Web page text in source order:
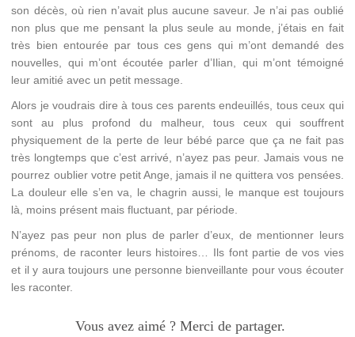
son décès, où rien n’avait plus aucune saveur. Je n’ai pas oublié
non plus que me pensant la plus seule au monde, j’étais en fait
très bien entourée par tous ces gens qui m’ont demandé des
nouvelles, qui m’ont écoutée parler d’Ilian, qui m’ont témoigné
leur amitié avec un petit message.
Alors je voudrais dire à tous ces parents endeuillés, tous ceux qui
sont au plus profond du malheur, tous ceux qui souffrent
physiquement de la perte de leur bébé parce que ça ne fait pas
très longtemps que c’est arrivé, n’ayez pas peur. Jamais vous ne
pourrez oublier votre petit Ange, jamais il ne quittera vos pensées.
La douleur elle s’en va, le chagrin aussi, le manque est toujours
là, moins présent mais fluctuant, par période.
N’ayez pas peur non plus de parler d’eux, de mentionner leurs
prénoms, de raconter leurs histoires… Ils font partie de vos vies
et il y aura toujours une personne bienveillante pour vous écouter
les raconter.
Vous avez aimé ? Merci de partager.